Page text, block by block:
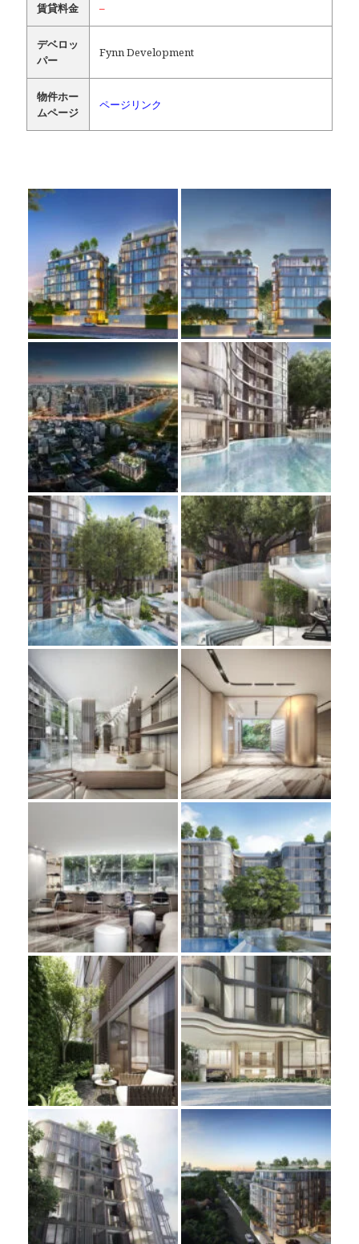
賃貸料金 –
デベロッ
パー
Fynn Development
物件ホー
ムページ
ページリンク